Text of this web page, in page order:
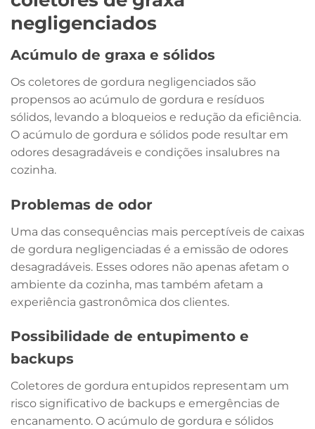
negligenciados
Acúmulo de graxa e sólidos
Os coletores de gordura negligenciados são
propensos ao acúmulo de gordura e resíduos
sólidos, levando a bloqueios e redução da eficiência.
O acúmulo de gordura e sólidos pode resultar em
odores desagradáveis e condições insalubres na
cozinha.
Problemas de odor
Uma das consequências mais perceptíveis de caixas
de gordura negligenciadas é a emissão de odores
desagradáveis. Esses odores não apenas afetam o
ambiente da cozinha, mas também afetam a
experiência gastronômica dos clientes.
Possibilidade de entupimento e
backups
Coletores de gordura entupidos representam um
risco significativo de backups e emergências de
encanamento. O acúmulo de gordura e sólidos